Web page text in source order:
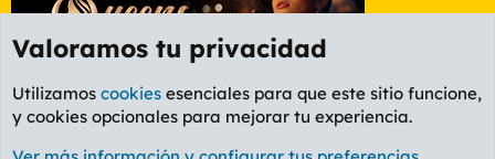
Etiquetas
Valoramos tu privacidad
Utilizamos cookies esenciales para que este sitio funcione,
y cookies opcionales para mejorar tu experiencia.